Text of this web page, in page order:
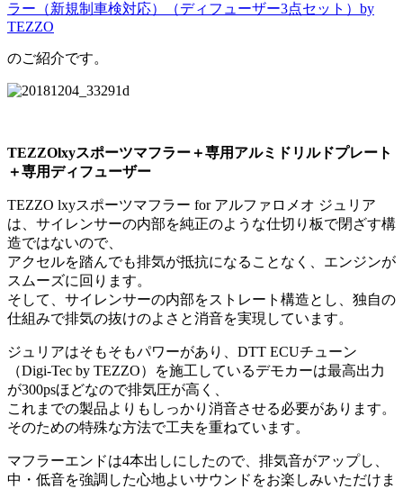
ラー（新規制車検対応）（ディフューザー3点セット）by
TEZZO
のご紹介です。
TEZZOlxyスポーツマフラー＋専用アルミドリルドプレート
＋専用ディフューザー
TEZZO lxyスポーツマフラー for アルファロメオ ジュリア
は、サイレンサーの内部を純正のような仕切り板で閉ざす構
造ではないので、
アクセルを踏んでも排気が抵抗になることなく、エンジンが
スムーズに回ります。
そして、サイレンサーの内部をストレート構造とし、独自の
仕組みで排気の抜けのよさと消音を実現しています。
ジュリアはそもそもパワーがあり、DTT ECUチューン
（Digi-Tec by TEZZO）を施工しているデモカーは最高出力
が300psほどなので排気圧が高く、
これまでの製品よりもしっかり消音させる必要があります。
そのための特殊な方法で工夫を重ねています。
マフラーエンドは4本出しにしたので、排気音がアップし、
中・低音を強調した心地よいサウンドをお楽しみいただけま